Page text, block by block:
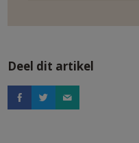
Deel dit artikel